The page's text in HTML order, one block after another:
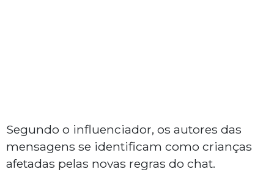
Segundo o influenciador, os autores das
mensagens se identificam como crianças
afetadas pelas novas regras do chat.